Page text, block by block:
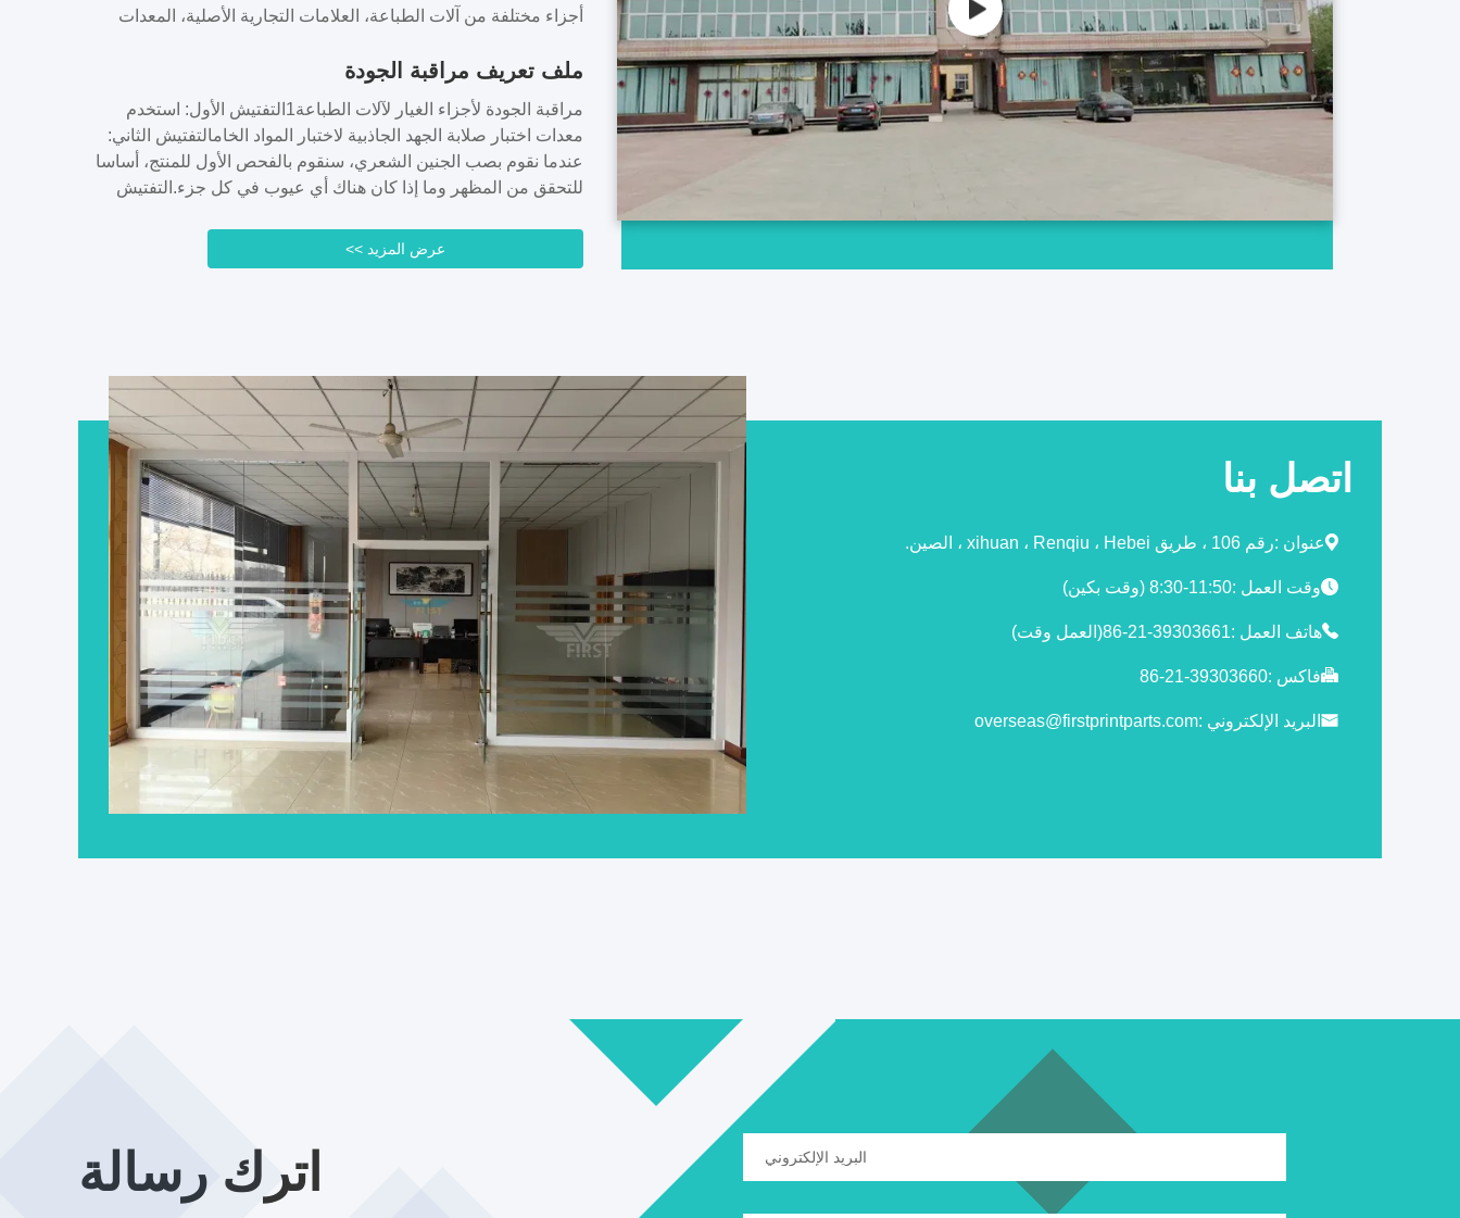
أجزاء مختلفة من آلات الطباعة، العلامات التجارية الأصلية، المعدات
3000 متر مربع و أكثر من 50 موظف، 65٪ منهم فنيون لديهم أكثر من
10 إلى 20 عاما من الخبرة المهنية والتقنية.فيرست يمكن أن توف...
ملف تعريف مراقبة الجودة
مراقبة الجودة لأجزاء الغيار لآلات الطباعة1التفتيش الأول: استخدم
معدات اختبار صلابة الجهد الجاذبية لاختبار المواد الخامالتفتيش الثاني:
عندما نقوم بصب الجنين الشعري، سنقوم بالفحص الأول للمنتج، أساسا
للتحقق من المظهر وما إذا كان هناك أي عيوب في كل جزء.التفتيش
24 ساعة لضمان أخذ عينات كل منتج وتنظيفها بواسطة موجة بالموجات
فوق الصوتية لبعض الأجزاء اللازمة.التفتيش الرابع: بعد الانتهاء من معالجة
عرض المزيد >>
اتصل بنا
عنوان :رقم 106 ، طريق xihuan ، Renqiu ، Hebei ، الصين.
وقت العمل :8:30-11:50 (وقت بكين)
هاتف العمل :86-21-39303661(العمل وقت)
فاكس :86-21-39303660
البريد الإلكتروني :overseas@firstprintparts.com
اترك رسالة